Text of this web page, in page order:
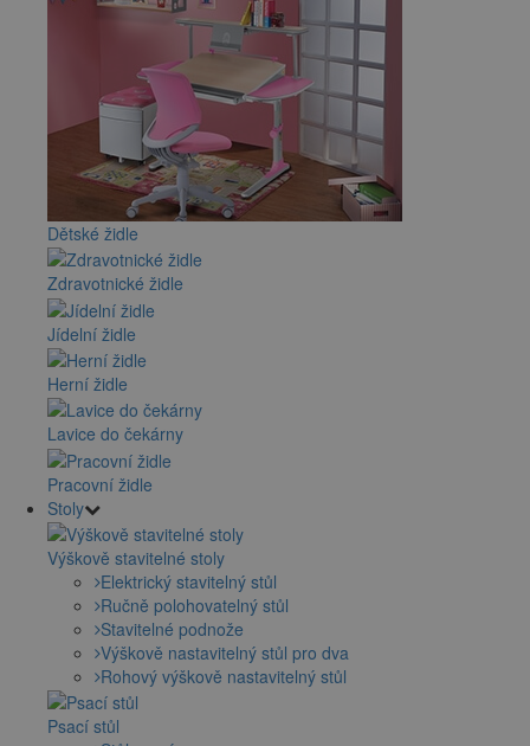
Dětské židle
Zdravotnické židle
Jídelní židle
Herní židle
Lavice do čekárny
Pracovní židle
Stoly
Výškově stavitelné stoly
Elektrický stavitelný stůl
Ručně polohovatelný stůl
Stavitelné podnože
Výškově nastavitelný stůl pro dva
Rohový výškově nastavitelný stůl
Psací stůl